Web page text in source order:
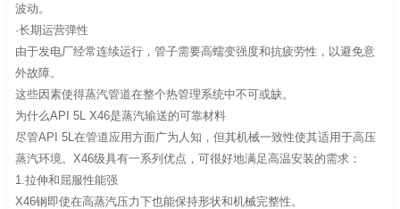
波动。
·长期运营弹性
由于发电厂经常连续运行，管子需要高蠕变强度和抗疲劳性，以避免意
外故障。
这些因素使得蒸汽管道在整个热管理系统中不可或缺。
为什么API 5L X46是蒸汽输送的可靠材料
尽管API 5L在管道应用方面广为人知，但其机械一致性使其适用于高压
蒸汽环境。X46级具有一系列优点，可很好地满足高温安装的需求：
1.拉伸和屈服性能强
X46钢即使在高蒸汽压力下也能保持形状和机械完整性。